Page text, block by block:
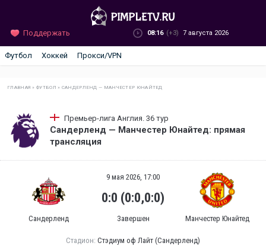
Поддержать 08:16 (+3) 7 августа 2026
Футбол Хоккей Прокси/VPN
ГЛАВНАЯ »ФУТБОЛ » САНДЕРЛЕНД — МАНЧЕСТЕР ЮНАЙТЕД
Премьер-лига Англия. 36 тур
Сандерленд — Манчестер Юнайтед: прямая
трансляция
Сандерленд
9 мая 2026, 17:00
0:0 (0:0,0:0)
Завершен Манчестер Юнайтед
Стадион: Стэдиум оф Лайт (Сандерленд)